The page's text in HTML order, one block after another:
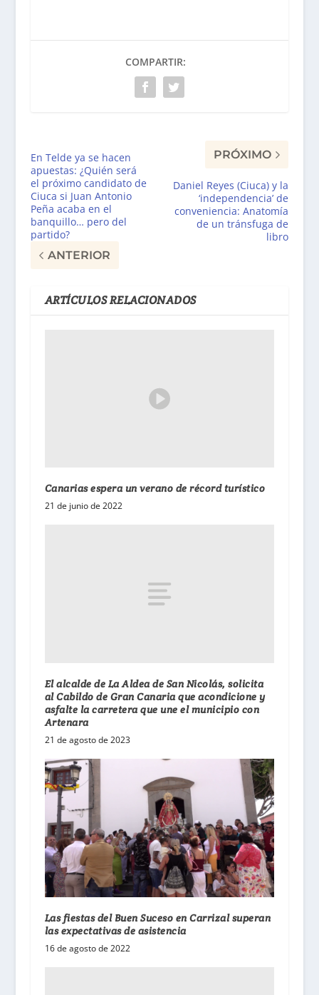
COMPARTIR:
En Telde ya se hacen
apuestas: ¿Quién será
el próximo candidato de
Ciuca si Juan Antonio
Peña acaba en el
banquillo… pero del
partido?
ANTERIOR
PRÓXIMO
Daniel Reyes (Ciuca) y la
‘independencia’ de
conveniencia: Anatomía
de un tránsfuga de
libro
ARTÍCULOS RELACIONADOS
Canarias espera un verano de récord turístico
21 de junio de 2022
El alcalde de La Aldea de San Nicolás, solicita
al Cabildo de Gran Canaria que acondicione y
asfalte la carretera que une el municipio con
Artenara
21 de agosto de 2023
Las fiestas del Buen Suceso en Carrizal superan
las expectativas de asistencia
16 de agosto de 2022